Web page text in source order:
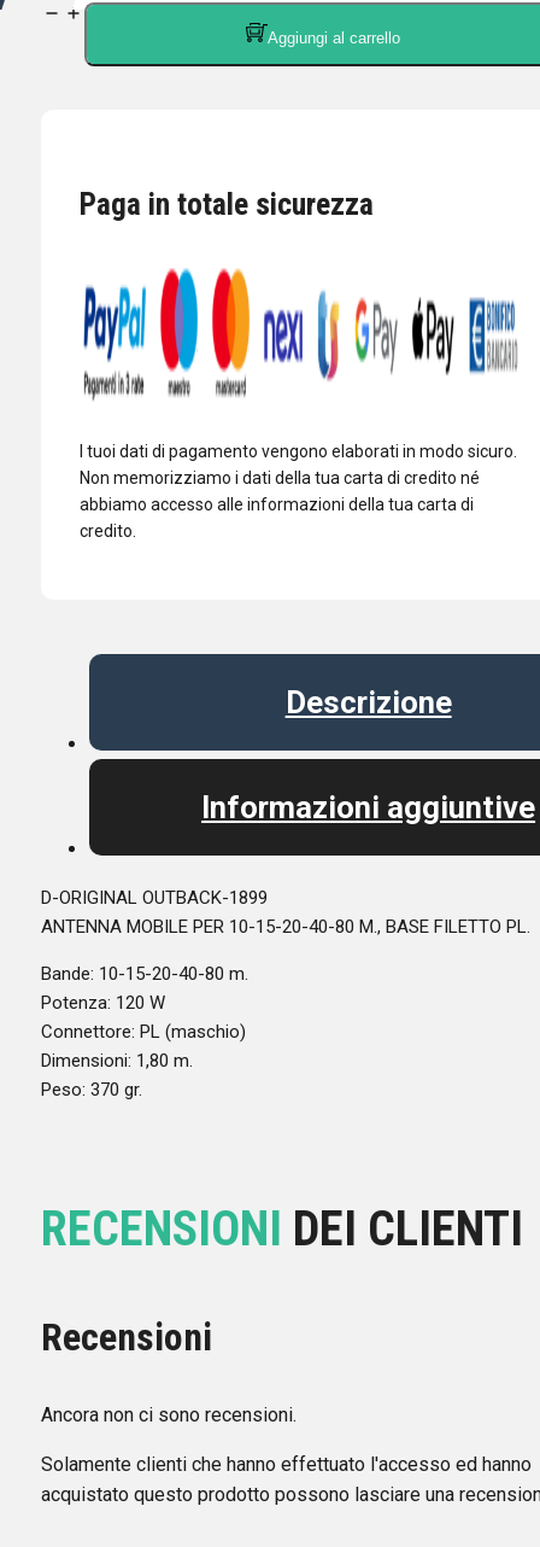
D-
MOBILE
10/15/20/40/80
quantità
Aggiungi al carrello
Paga in totale sicurezza
I tuoi dati di pagamento vengono elaborati in modo sicuro.
Non memorizziamo i dati della tua carta di credito né
abbiamo accesso alle informazioni della tua carta di
credito.
Descrizione
Informazioni aggiuntive
D-ORIGINAL OUTBACK-1899
ANTENNA MOBILE PER 10-15-20-40-80 M., BASE FILETTO PL.
Bande: 10-15-20-40-80 m.
Potenza: 120 W
Connettore: PL (maschio)
Dimensioni: 1,80 m.
Peso: 370 gr.
RECENSIONI DEI CLIENTI
Recensioni
Ancora non ci sono recensioni.
Solamente clienti che hanno effettuato l'accesso ed hanno
acquistato questo prodotto possono lasciare una